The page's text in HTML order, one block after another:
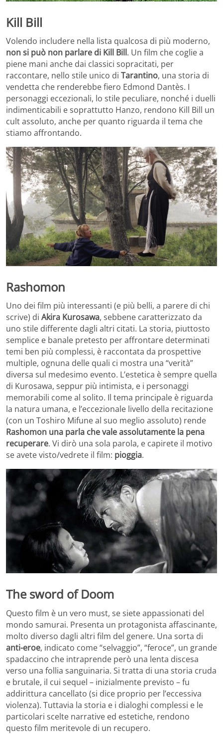
Kill Bill
Volendo includere nella lista qualcosa di più moderno,
non si può non parlare di Kill Bill. Un film che coglie a
piene mani anche dai classici sopracitati, per
raccontare, nello stile unico di Tarantino, una storia di
vendetta che renderebbe fiero Edmond Dantès. I
personaggi eccezionali, lo stile peculiare, nonché i duelli
indimenticabili e soprattutto Hanzo, rendono Kill Bill un
cult assoluto, anche per quanto riguarda il tema che
stiamo affrontando.
Rashomon
Uno dei film più interessanti (e più belli, a parere di chi
scrive) di Akira Kurosawa, sebbene caratterizzato da
uno stile differente dagli altri citati. La storia, piuttosto
semplice e banale pretesto per affrontare determinati
temi ben più complessi, è raccontata da prospettive
multiple, ognuna delle quali ci mostra una “verità”
diversa sul medesimo evento. L’estetica è sempre quella
di Kurosawa, seppur più intimista, e i personaggi
memorabili come al solito. Il tema principale è riguarda
la natura umana, e l’eccezionale livello della recitazione
(con un Toshiro Mifune al suo meglio assoluto) rende
Rashomon una parla che vale assolutamente la pena
recuperare. Vi dirò una sola parola, e capirete il motivo
se avete visto/vedrete il film: pioggia.
The sword of Doom
Questo film è un vero must, se siete appassionati del
mondo samurai. Presenta un protagonista affascinante,
molto diverso dagli altri film del genere. Una sorta di
anti-eroe, indicato come “selvaggio”, “feroce”, un grande
spadaccino che intraprende però una lenta discesa
verso una follia sanguinaria. Si tratta di una storia cruda
e brutale, il cui sequel – inizialmente previsto – fu
addirittura cancellato (si dice proprio per l’eccessiva
violenza). Tuttavia la storia e i dialoghi complessi e le
particolari scelte narrative ed estetiche, rendono
questo film meritevole di un recupero.